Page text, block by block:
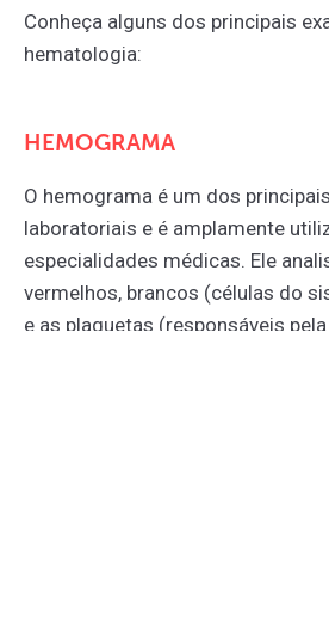
Conheça alguns dos principais
hematologia:
HEMOGRAMA
O hemograma é um dos
laboratoriais e é amplamente
especialidades médicas. Ele
vermelhos, brancos (células do
e as plaquetas (responsáveis